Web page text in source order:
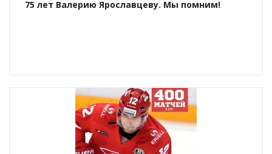
75 лет Валерию Ярославцеву. Мы помним!